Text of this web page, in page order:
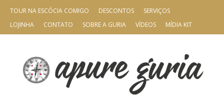
TOUR NA ESCÓCIA COMIGO DESCONTOS
SERVIÇOS
LOJINHA
CONTATO SOBRE A GURIA VÍDEOS MÍDIA KIT